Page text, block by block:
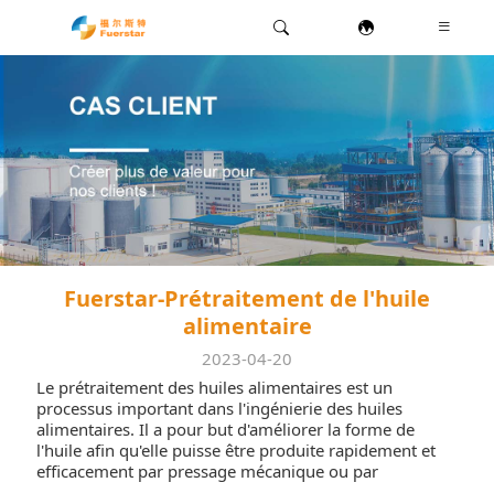
Fuerstar-Prétraitement de l'huile
alimentaire
2023-04-20
Le prétraitement des huiles alimentaires est un
processus important dans l'ingénierie des huiles
alimentaires. Il a pour but d'améliorer la forme de
l'huile afin qu'elle puisse être produite rapidement et
efficacement par pressage mécanique ou par